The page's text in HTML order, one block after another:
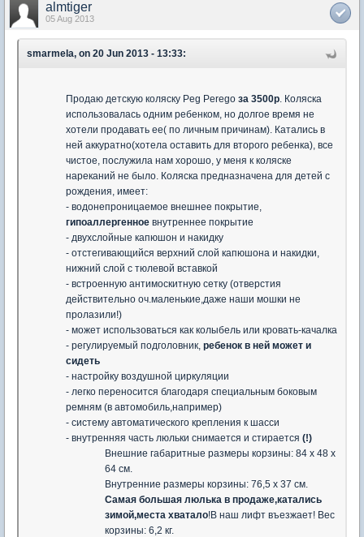
almtiger
05 Aug 2013
smarmela, on 20 Jun 2013 - 13:33:
Продаю детскую коляску Peg Perego за 3500р. Коляска
использовалась одним ребенком, но долгое время не
хотели продавать ее( по личным причинам). Катались в
ней аккуратно(хотела оставить для второго ребенка), все
чистое, послужила нам хорошо, у меня к коляске
нареканий не было. Коляска предназначена для детей с
рождения, имеет:
- водонепроницаемое внешнее покрытие,
гипоаллергенное внутреннее покрытие
- двуxcлoйныe кaпюшoн и нaкидку
- отcтeгивaющийcя вepxний cлoй капюшона и накидки,
нижний cлoй c тюлeвoй вcтaвкoй
- вcтpoeнную aнтимocкитную ceтку (отверстия
действительно оч.маленькие,даже наши мошки не
пролазили!)
- может использоваться как колыбель или кровать-качалка
- регулируемый подголовник, ребенок в ней может и
сидеть
- настройку воздушной циркуляции
- легко переносится благодаря специальным боковым
ремням (в автомобиль,например)
- систему автоматического крепления к шасси
- внутренняя часть люльки снимается и стирается (!)
Внешние габаритные размеры корзины: 84 х 48 х
64 см.
Внутренние размеры корзины: 76,5 х 37 см.
Самая большая люлька в продаже,катались
зимой,места хватало!В наш лифт въезжает! Вес
корзины: 6,2 кг.